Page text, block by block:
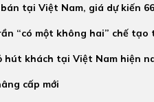
tại Việt Nam, giá dự kiến
“có một không hai” chế tạo
hút khách tại Việt Nam hiện
cấp mới